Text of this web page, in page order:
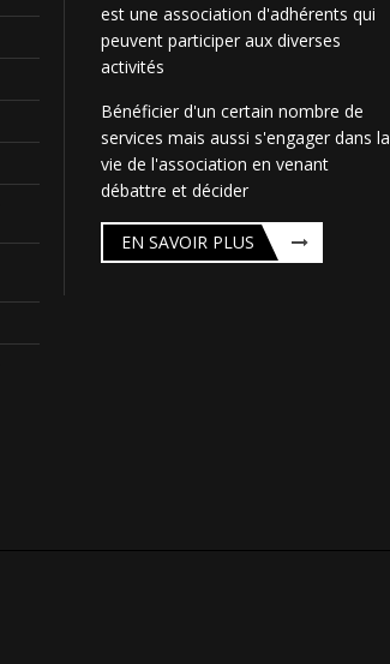
est une association d'adhérents qui
peuvent participer aux diverses
activités
Bénéficier d'un certain nombre de
services mais aussi s'engager dans la
vie de l'association en venant
débattre et décider
EN SAVOIR PLUS